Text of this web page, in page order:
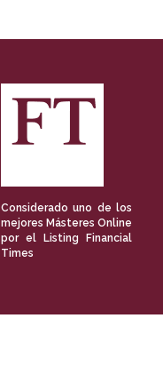
Considerado uno de los
mejores Másteres Online
por el Listing Financial
Times